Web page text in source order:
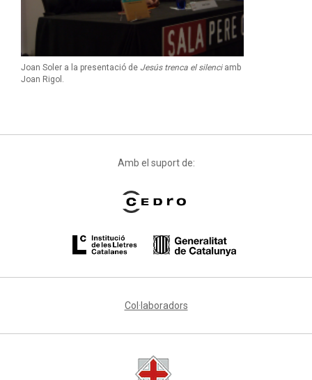
Joan Soler a la presentació de Jesús trenca el silenciamb
Joan Rigol.
Amb el suport de:
Col·laboradors